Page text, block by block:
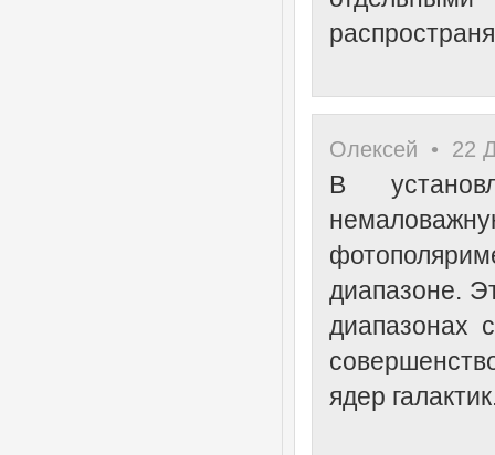
Олексей • 22
В
диапазоне.
диапазонах
ядер